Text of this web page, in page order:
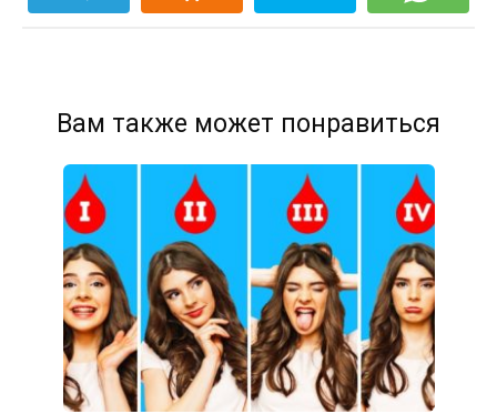
Вам также может понравиться